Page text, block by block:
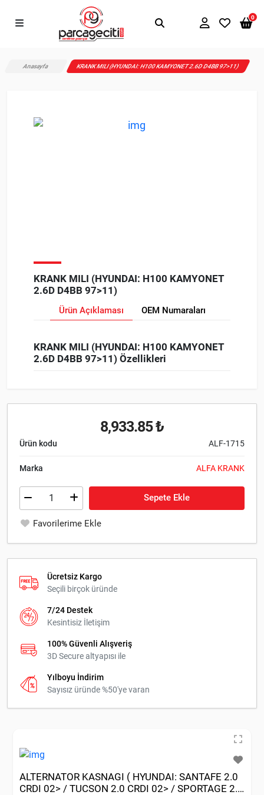
0
Anasayfa KRANK MILI (HYUNDAI: H100 KAMYONET 2.6D D4BB 97>11)
KRANK MILI (HYUNDAI: H100 KAMYONET
2.6D D4BB 97>11)
Ürün Açıklaması OEM Numaraları
KRANK MILI (HYUNDAI: H100 KAMYONET
2.6D D4BB 97>11) Özellikleri
8,933.85 ₺
Ürün kodu ALF-1715
Marka ALFA KRANK
Sepete Ekle
Favorilerime Ekle
Ücretsiz Kargo
Seçili birçok üründe
7/24 Destek
Kesintisiz İletişim
100% Güvenli Alışveriş
3D Secure altyapısı ile
Yılboyu İndirim
Sayısız üründe %50'ye varan
ALTERNATOR KASNAGI ( HYUNDAI: SANTAFE 2.0
CRDI 02> / TUCSON 2.0 CRDI 02> / SPORTAGE 2.0